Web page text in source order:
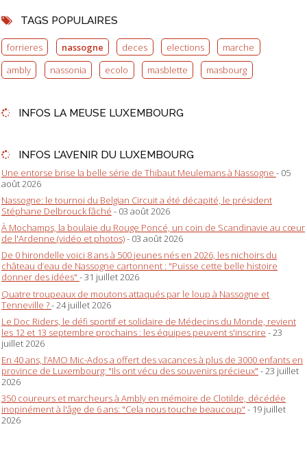
TAGS POPULAIRES
forrieres nassogne deces elections
marche
ambly
nassonia ecolo masblette masbourg
INFOS LA MEUSE LUXEMBOURG
INFOS L'AVENIR DU LUXEMBOURG
Une entorse brise la belle série de Thibaut Meulemans à Nassogne - 05
août 2026
Nassogne: le tournoi du Belgian Circuit a été décapité, le président
Stéphane Delbrouck fâché - 03 août 2026
À Mochamps, la boulaie du Rouge Poncé, un coin de Scandinavie au cœur
de l'Ardenne (vidéo et photos)- 03 août 2026
De 0 hirondelle voici 8 ans à 500 jeunes nés en 2026, les nichoirs du
château d’eau de Nassogne cartonnent : "Puisse cette belle histoire
donner des idées" - 31 juillet 2026
Quatre troupeaux de moutons attaqués par le loup à Nassogne et
Tenneville ?- 24 juillet 2026
Le Doc Riders, le défi sportif et solidaire de Médecins du Monde, revient
les 12 et 13 septembre prochains : les équipes peuvent s'inscrire - 23
juillet 2026
En 40 ans, l’AMO Mic-Ados a offert des vacances à plus de 3000 enfants en
province de Luxembourg: "Ils ont vécu des souvenirs précieux" - 23 juillet
2026
350 coureurs et marcheurs à Ambly en mémoire de Clotilde, décédée
inopinément à l'âge de 6 ans: "Cela nous touche beaucoup" - 19 juillet
2026